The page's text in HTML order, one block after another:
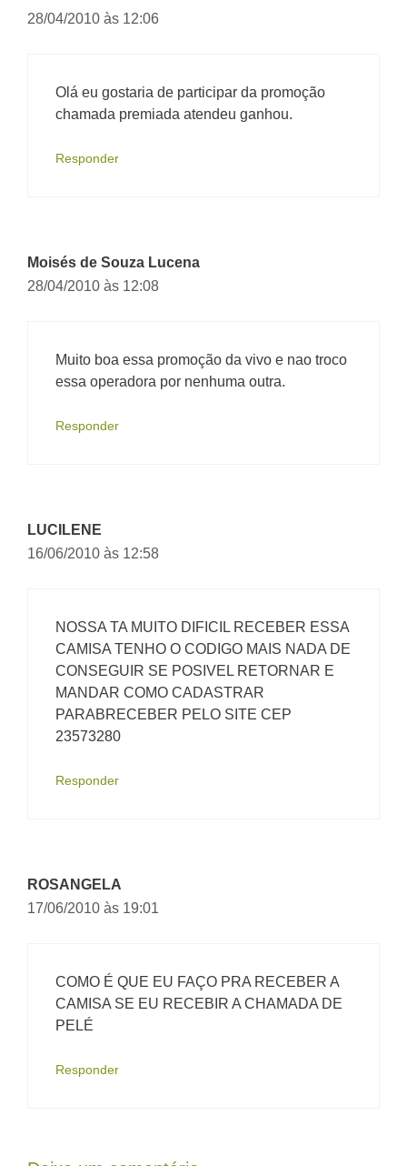
28/04/2010 às 12:06
Olá eu gostaria de participar da promoção
chamada premiada atendeu ganhou.
Responder
Moisés de Souza Lucena
28/04/2010 às 12:08
Muito boa essa promoção da vivo e nao troco
essa operadora por nenhuma outra.
Responder
LUCILENE
16/06/2010 às 12:58
NOSSA TA MUITO DIFICIL RECEBER ESSA
CAMISA TENHO O CODIGO MAIS NADA DE
CONSEGUIR SE POSIVEL RETORNAR E
MANDAR COMO CADASTRAR
PARABRECEBER PELO SITE CEP
23573280
Responder
ROSANGELA
17/06/2010 às 19:01
COMO É QUE EU FAÇO PRA RECEBER A
CAMISA SE EU RECEBIR A CHAMADA DE
PELÉ
Responder